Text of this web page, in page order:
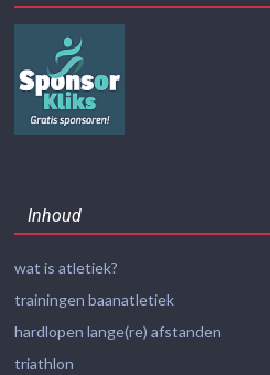
Inhoud
wat is atletiek?
trainingen baanatletiek
hardlopen lange(re) afstanden
triathlon